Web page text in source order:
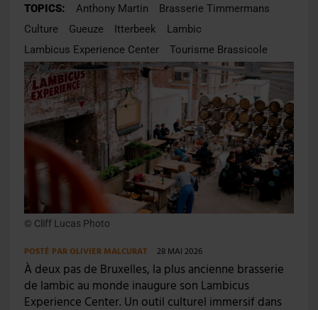
TOPICS: Anthony Martin
Brasserie Timmermans
Culture
Gueuze Itterbeek
Lambic
Lambicus Experience Center
Tourisme Brassicole
© Cliff Lucas Photo
POSTÉ PAROLIVIER MALCURAT 28 MAI 2026
À deux pas de Bruxelles, la plus ancienne brasserie
de lambic au monde inaugure son Lambicus
Experience Center. Un outil culturel immersif dans